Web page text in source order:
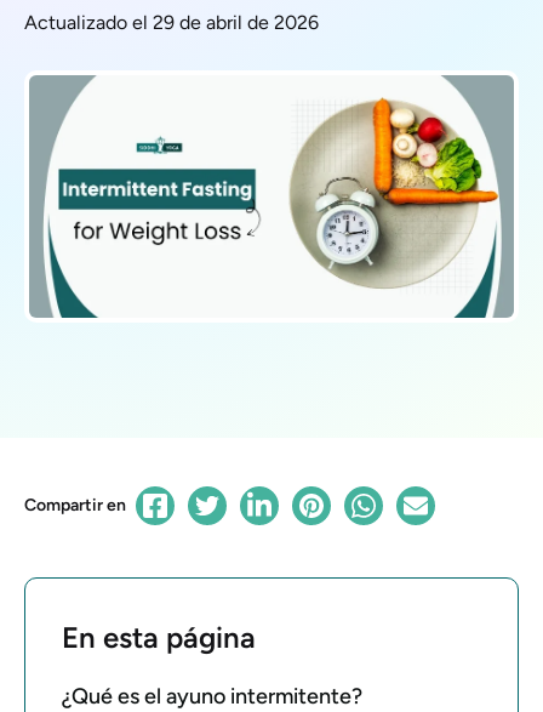
Actualizado el 29 de abril de 2026
Compartir en
En esta página
¿Qué es el ayuno intermitente?